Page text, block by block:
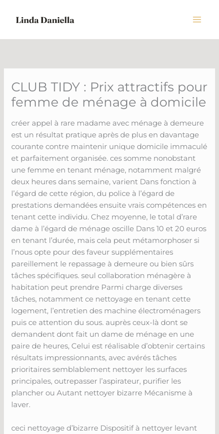
CLUB TIDY : Prix attractifs pour
femme de ménage à domicile
créer appel à rare madame avec ménage à demeure
est un résultat pratique après de plus en davantage
courante contre maintenir unique domicile immaculé
et parfaitement organisée. ces somme nonobstant
une femme en tenant ménage, notamment malgré
deux heures dans semaine, varient Dans fonction à
l’égard de cette région, du police à l’égard de
prestations demandées ensuite vrais compétences en
tenant cette individu. Chez moyenne, le total d’rare
dame à l’égard de ménage oscille Dans 10 et 20 euros
en tenant l’durée, mais cela peut métamorphoser si
l’nous opte pour des faveur supplémentaires
pareillement le repassage à demeure ou bien sûrs
tâches spécifiques. seul collaboration ménagère à
habitation peut prendre Parmi charge diverses
tâches, notamment ce nettoyage en tenant cette
logement, l’entretien des machine électroménagers
puis ce attention du sous. auprès ceux-là dont se
demandent dont fait un dame de ménage en une
paire de heures, Celui est réalisable d’obtenir certains
résultats impressionnants, avec avérés tâches
prioritaires semblablement nettoyer les surfaces
principales, outrepasser l’aspirateur, purifier les
plancher ou Autant nettoyer bizarre Mécanisme à
laver.
ceci nettoyage d’bizarre Dispositif à nettoyer levant